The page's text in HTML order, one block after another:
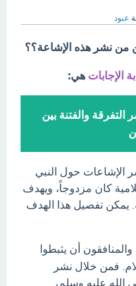
عبود
من نشر هذه الإشاعة؟؟
الإجابات هي:
والفتنة بين
الإشاعات حول النبي
كان مزدوجاً، ويهدف
يمكن تفصيل هذا الهدف
أن يثبطوا
فمن خلال نشر
الله عليه وسلم،